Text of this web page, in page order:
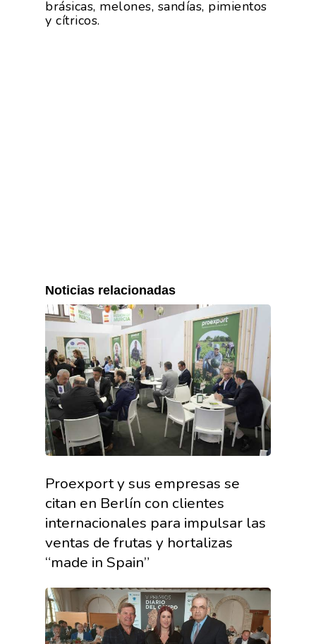
brásicas, melones, sandías, pimientos
y cítricos.
Noticias relacionadas
Proexport y sus empresas se
citan en Berlín con clientes
internacionales para impulsar las
ventas de frutas y hortalizas
“made in Spain”